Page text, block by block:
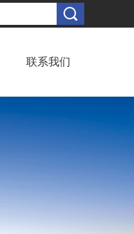
联系我们